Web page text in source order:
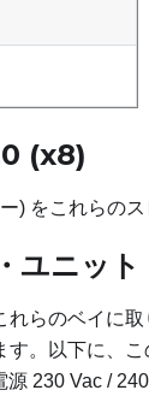
(x8)
) をこれらのス
ユニット
らのベイに
。以下に、
230 Vac /